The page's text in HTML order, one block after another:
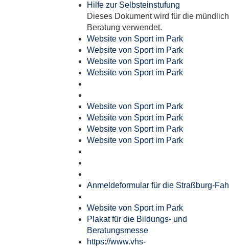
Hilfe zur Selbsteinstufung
Dieses Dokument wird für die
Beratung verwendet.
Website von Sport im Park
Website von Sport im Park
Website von Sport im Park
Website von Sport im Park
Website von Sport im Park
Website von Sport im Park
Website von Sport im Park
Website von Sport im Park
Anmeldeformular für die Straßburg-
Website von Sport im Park
Plakat für die Bildungs- und
Beratungsmesse
https://www.vhs-